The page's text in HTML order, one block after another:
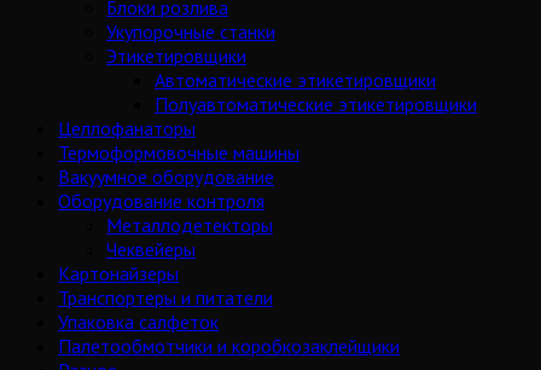
Блоки розлива
Укупорочные станки
Этикетировщики
Автоматические этикетировщики
Полуавтоматические этикетировщики
Целлофанаторы
Термоформовочные машины
Вакуумное оборудование
Оборудование контроля
Металлодетекторы
Чеквейеры
Картонайзеры
Транспортеры и питатели
Упаковка салфеток
Палетообмотчики и коробкозаклейщики